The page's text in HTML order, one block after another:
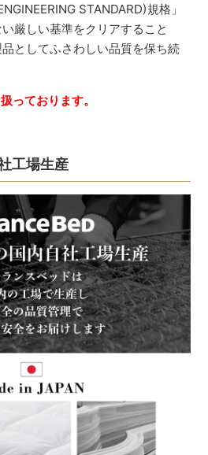
STANDARD)規格」
厳しい基準をクリアすること
としてふさわしい品質を保ち続
っております。
工場生産